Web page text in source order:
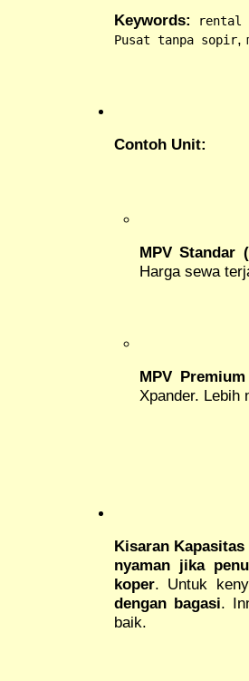
Keywords:
rental
Pusat tanpa sopir,
Contoh Unit:
MPV Standar
Harga sewa
MPV
Xpander. Lebih
Kisaran
nyaman jika
koper. Untuk
dengan bagasi.
baik.